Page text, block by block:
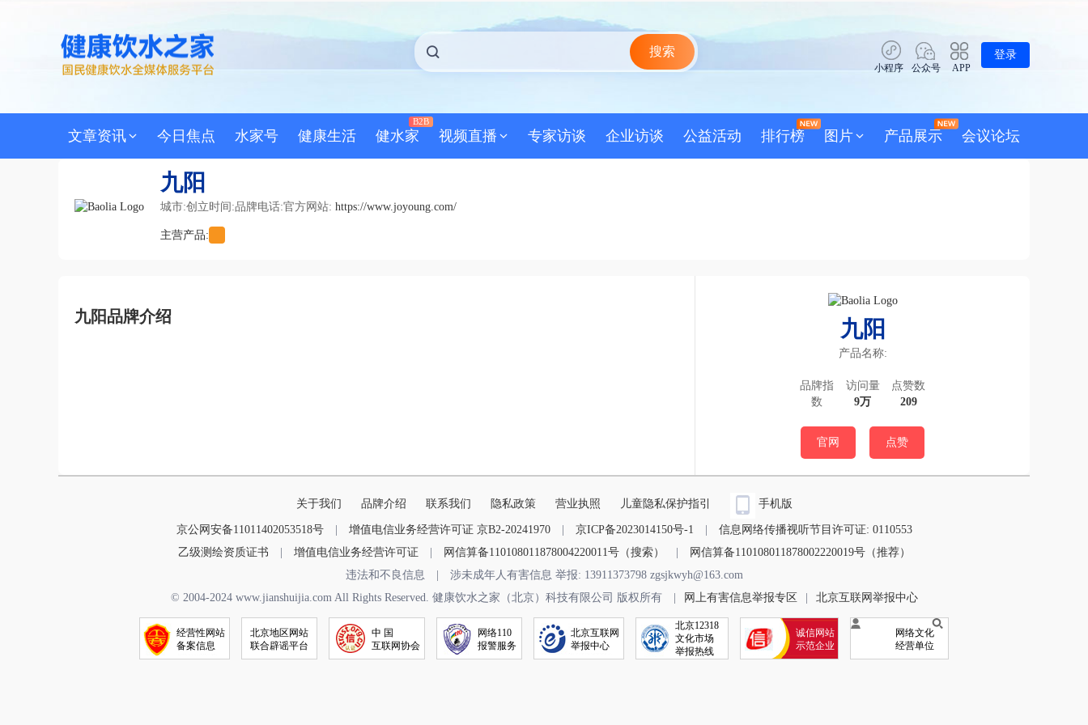
搜索
小程序 公众号 APP
登录
文章资讯 今日焦点 水家号 健康生活 健水家
B2B
视频直播 专家访谈 企业访谈 公益活动 排行榜 图片 产品展示 会议论坛
九阳
城市:创立时间:品牌电话:官方网站: https://www.joyoung.com/
主营产品:
九阳品牌介绍 九阳
产品名称:
品牌指
数
访问量
9万
点赞数
209
官网 点赞
关于我们 品牌介绍 联系我们 隐私政策 营业执照 儿童隐私保护指引 手机版
京公网安备11011402053518号 增值电信业务经营许可证 京B2-20241970 京ICP备2023014150号-1
信息网络传播视听节目许可证: 0110553
乙级测绘资质证书
增值电信业务经营许可证 网信算备110108011878004220011号（搜索）
网信算备110108011878002220019号（推荐）
违法和不良信息
涉未成年人有害信息 举报: 13911373798 zgsjkwyh@163.com
© 2004-2024 www.jianshuijia.com All Rights Reserved. 健康饮水之家（北京）科技有限公司 版权所有
网上有害信息举报专区 北京互联网举报中心
经营性网站
备案信息
北京地区网站
联合辟谣平台
中 国
互联网协会
网络110
报警服务
北京互联网
举报中心
北京12318
文化市场
举报热线
诚信网站
示范企业
网络文化
经营单位